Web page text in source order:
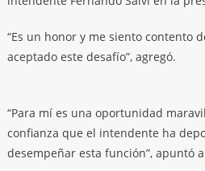
“Es un honor y me siento contento
aceptado este desafío”, agregó.
“Para mí es una oportunidad
confianza que el intendente ha
desempeñar esta función”, apuntó